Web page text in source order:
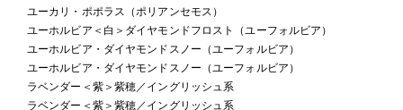
ユーカリ・ポポラス（ポリアンセモス）
ユーホルビア＜白＞ダイヤモンドフロスト（ユーフォルビア）
ユーホルビア・ダイヤモンドスノー（ユーフォルビア）
ユーホルビア・ダイヤモンドスノー（ユーフォルビア）
ラベンダー＜紫＞紫穂／イングリッシュ系
ラベンダー＜紫＞紫穂／イングリッシュ系